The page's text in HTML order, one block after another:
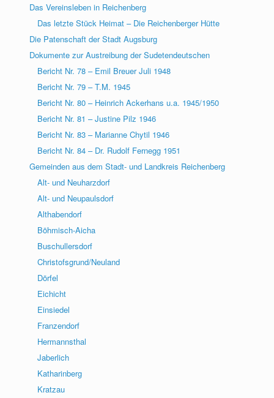
Das Vereinsleben in Reichenberg
Das letzte Stück Heimat – Die Reichenberger Hütte
Die Patenschaft der Stadt Augsburg
Dokumente zur Austreibung der Sudetendeutschen
Bericht Nr. 78 – Emil Breuer Juli 1948
Bericht Nr. 79 – T.M. 1945
Bericht Nr. 80 – Heinrich Ackerhans u.a. 1945/1950
Bericht Nr. 81 – Justine Pilz 1946
Bericht Nr. 83 – Marianne Chytil 1946
Bericht Nr. 84 – Dr. Rudolf Fernegg 1951
Gemeinden aus dem Stadt- und Landkreis Reichenberg
Alt- und Neuharzdorf
Alt- und Neupaulsdorf
Althabendorf
Böhmisch-Aicha
Buschullersdorf
Christofsgrund/Neuland
Dörfel
Eichicht
Einsiedel
Franzendorf
Hermannsthal
Jaberlich
Katharinberg
Kratzau